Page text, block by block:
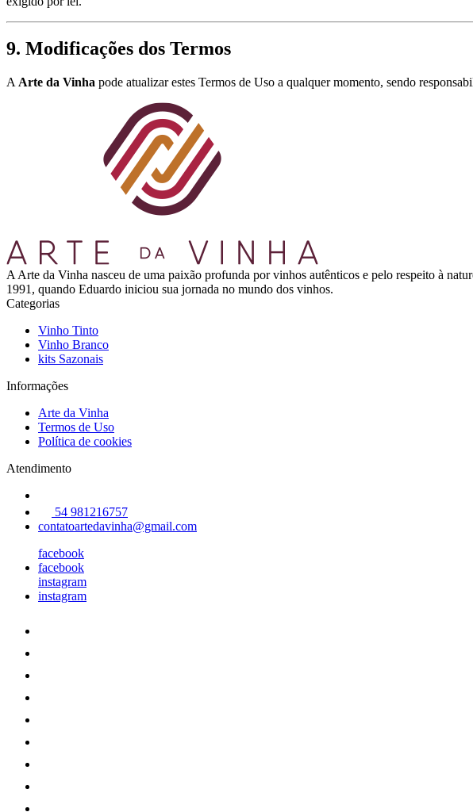
9. Modificações dos Termos
A Arte da Vinha pode atualizar estes Termos de Uso a qualquer momento, sendo
A Arte da Vinha nasceu de uma paixão profunda por vinhos autênticos e pelo respeito à
1991, quando Eduardo iniciou sua jornada no mundo dos vinhos.
Categorias
Vinho Tinto
Vinho Branco
kits Sazonais
Informações
Arte da Vinha
Termos de Uso
Política de cookies
Atendimento
54 981216757
contatoartedavinha@gmail.com
facebook
facebook
instagram
instagram